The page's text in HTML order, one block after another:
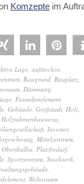
Komzepte im
Lage aufstocken
Baugrund Bauplatz
Dämmung
Fassadenelement
Gebäude Großstadt Holz
Holzrahmenbauweise
Investor,
Mittelzentrum
Oberthulba Platzbedarf,
Sportzentrum Stockwerk
Wohnraum